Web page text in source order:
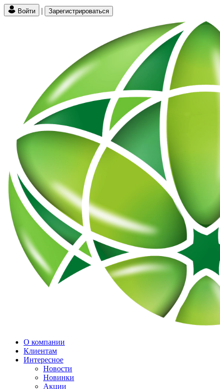
Войти | Зарегистрироваться
О компании
Клиентам
Интересное
Новости
Новинки
Акции